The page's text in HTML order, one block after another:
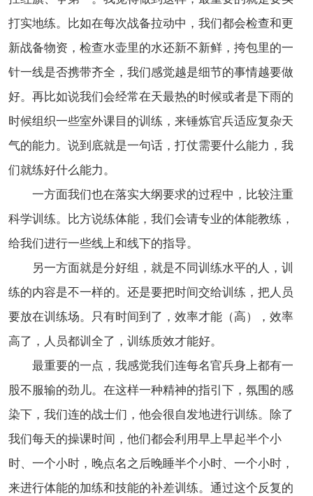
打实地练。比如在每次战备拉动中，我们都会检查和更
新战备物资，检查水壶里的水还新不新鲜，挎包里的一
针一线是否携带齐全，我们感觉越是细节的事情越要做
好。再比如说我们会经常在天最热的时候或者是下雨的
时候组织一些室外课目的训练，来锤炼官兵适应复杂天
气的能力。说到底就是一句话，打仗需要什么能力，我
们就练好什么能力。
一方面我们也在落实大纲要求的过程中，比较注重
科学训练。比方说练体能，我们会请专业的体能教练，
给我们进行一些线上和线下的指导。
另一方面就是分好组，就是不同训练水平的人，训
练的内容是不一样的。还是要把时间交给训练，把人员
要放在训练场。只有时间到了，效率才能（高），效率
高了，人员都训全了，训练质效才能好。
最重要的一点，我感觉我们连每名官兵身上都有一
股不服输的劲儿。在这样一种精神的指引下，氛围的感
染下，我们连的战士们，他会很自发地进行训练。除了
我们每天的操课时间，他们都会利用早上早起半个小
时、一个小时，晚点名之后晚睡半个小时、一个小时，
来进行体能的加练和技能的补差训练。通过这个反复的